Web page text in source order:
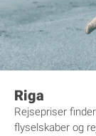
Riga
Rejsepriser
flyselskaber og